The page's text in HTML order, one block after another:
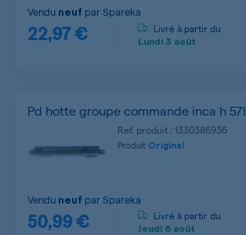
22,97 €
Vendu neuf parSpareka
Livré à partir du
Lundi 3 août
Pd hotte groupe commande inca h 57l
Ref. produit : 1330386936
Produit Original
50,99 €
Vendu neuf parSpareka
Livré à partir du
Jeudi 6 août